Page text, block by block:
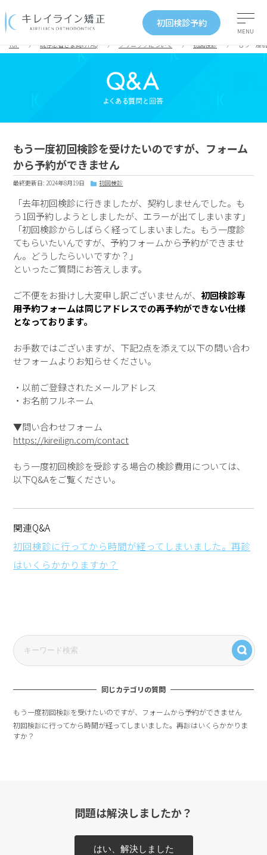
初回検診予約
MENU
TOP 既存患者さま向けFAQ クリニックについて 初回検診 もう一度
もう一度初回検診を受けたいのですが、フォーム
から予約ができません
最終更新日: 2024年8月19日 初回検診
「去年初回検診に行きましたが、契約しませんでした。も
う1回予約しようとしましたが、エラーが出てしまいます」
「初回検診からしばらく経ってしまいました。もう一度診
てもらいたいんですが、予約フォームから予約ができませ
ん。どうしたらいいですか？」
といったご質問にお答えします。
ご不便をお掛けし大変申し訳ございませんが、 初回検診専
用予約フォームは同じアドレスでの再予約ができない仕様
となっております。
お手数ではございますが、下記2点を添えて以下の問い合わ
せフォームよりお知らせください。
・以前ご登録されたメールアドレス
・お名前フルネーム
▼問い合わせフォーム
https://kireilign.com/contact
もう一度初回検診を受診する場合の検診費用については、
以下Q&Aをご覧ください。
関連Q&A
初回検診に行ってから時間が経ってしまいました。再診
はいくらかかりますか？
同じカテゴリの質問
もう一度初回検診を受けたいのですが、フォームから予約ができません
初回検診に行ってから時間が経ってしまいました。再診はいくらかかりま
すか？
問題は解決しましたか？
はい、解決しました